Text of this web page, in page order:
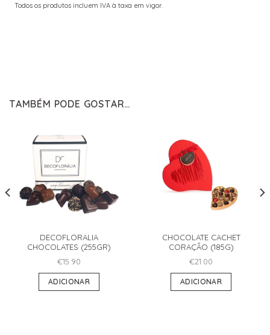
Todos os produtos incluem IVA à taxa em vigor.
TAMBÉM PODE GOSTAR…
DECOFLORALIA
CHOCOLATES (255GR)
€15.90
ADICIONAR
CHOCOLATE CACHET
CORAÇÃO (185G)
€21.00
ADICIONAR